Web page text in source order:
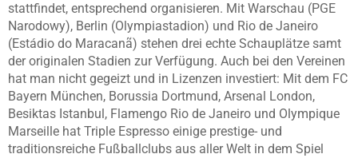
stattfindet, entsprechend organisieren. Mit Warschau (PGE
Narodowy), Berlin (Olympiastadion) und Rio de Janeiro
(Estádio do Maracanã) stehen drei echte Schauplätze samt
der originalen Stadien zur Verfügung. Auch bei den Vereinen
hat man nicht gegeizt und in Lizenzen investiert: Mit dem FC
Bayern München, Borussia Dortmund, Arsenal London,
Besiktas Istanbul, Flamengo Rio de Janeiro und Olympique
Marseille hat Triple Espresso einige prestige- und
traditionsreiche Fußballclubs aus aller Welt in dem Spiel